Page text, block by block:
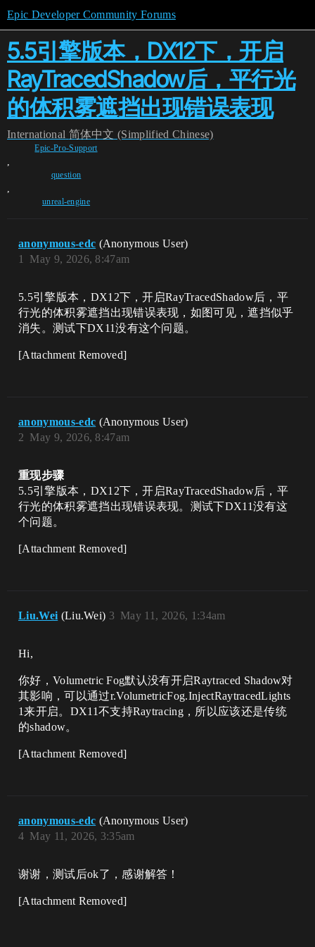
Epic Developer Community Forums
5.5引擎版本，DX12下，开启
RayTracedShadow后，平行光
的体积雾遮挡出现错误表现
International 简体中文 (Simplified Chinese)
Epic-Pro-Support
,
question
,
unreal-engine
anonymous-edc (Anonymous User)
May 9, 2026, 8:47am
1
5.5引擎版本，DX12下，开启RayTracedShadow后，平
行光的体积雾遮挡出现错误表现，如图可见，遮挡似乎
消失。测试下DX11没有这个问题。
[Attachment Removed]
anonymous-edc (Anonymous User)
May 9, 2026, 8:47am
2
重现步骤
5.5引擎版本，DX12下，开启RayTracedShadow后，平
行光的体积雾遮挡出现错误表现。测试下DX11没有这
个问题。
[Attachment Removed]
Liu.Wei (Liu.Wei) May 11, 2026, 1:34am
3
Hi,
你好，Volumetric Fog默认没有开启Raytraced Shadow对
其影响，可以通过r.VolumetricFog.InjectRaytracedLights
1来开启。DX11不支持Raytracing，所以应该还是传统
的shadow。
[Attachment Removed]
anonymous-edc (Anonymous User)
May 11, 2026, 3:35am
4
谢谢，测试后ok了，感谢解答！
[Attachment Removed]